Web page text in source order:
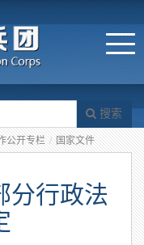
搜索
公开专栏 / 国家文件
分行政法